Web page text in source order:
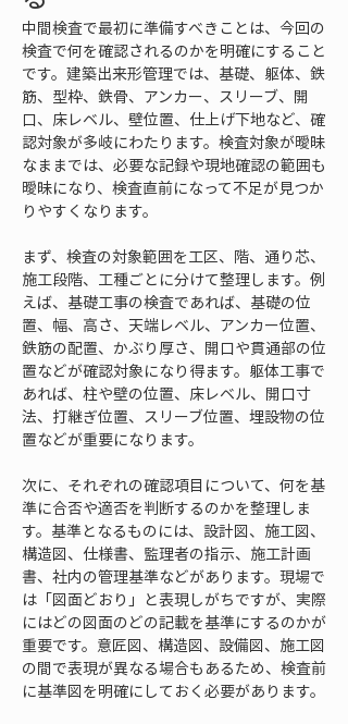
中間検査で最初に準備すべきことは、今回の
検査で何を確認されるのかを明確にすること
です。建築出来形管理では、基礎、躯体、鉄
筋、型枠、鉄骨、アンカー、スリーブ、開
口、床レベル、壁位置、仕上げ下地など、確
認対象が多岐にわたります。検査対象が曖昧
なままでは、必要な記録や現地確認の範囲も
曖昧になり、検査直前になって不足が見つか
りやすくなります。
まず、検査の対象範囲を工区、階、通り芯、
施工段階、工種ごとに分けて整理します。例
えば、基礎工事の検査であれば、基礎の位
置、幅、高さ、天端レベル、アンカー位置、
鉄筋の配置、かぶり厚さ、開口や貫通部の位
置などが確認対象になり得ます。躯体工事で
あれば、柱や壁の位置、床レベル、開口寸
法、打継ぎ位置、スリーブ位置、埋設物の位
置などが重要になります。
次に、それぞれの確認項目について、何を基
準に合否や適否を判断するのかを整理しま
す。基準となるものには、設計図、施工図、
構造図、仕様書、監理者の指示、施工計画
書、社内の管理基準などがあります。現場で
は「図面どおり」と表現しがちですが、実際
にはどの図面のどの記載を基準にするのかが
重要です。意匠図、構造図、設備図、施工図
の間で表現が異なる場合もあるため、検査前
に基準図を明確にしておく必要があります。